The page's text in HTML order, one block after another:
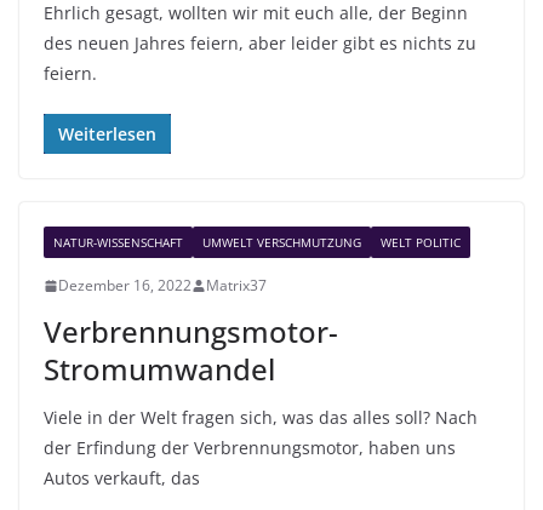
Ehrlich gesagt, wollten wir mit euch alle, der Beginn
des neuen Jahres feiern, aber leider gibt es nichts zu
feiern.
Weiterlesen
NATUR-WISSENSCHAFT UMWELT VERSCHMUTZUNG WELT POLITIC
Dezember 16, 2022 Matrix37
Verbrennungsmotor-
Stromumwandel
Viele in der Welt fragen sich, was das alles soll? Nach
der Erfindung der Verbrennungsmotor, haben uns
Autos verkauft, das